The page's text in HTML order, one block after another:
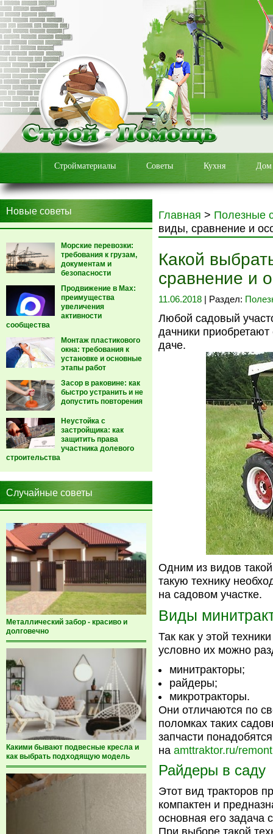
Стройматериалы Советы Кухня Дом
Новые советы
Морские перевозки:
требования к грузам,
документам и
безопасности
Продвижение в Max:
преимущества
увеличения
активности
сообщества
Монтаж пластикового
окна: требования к
установке и основные
этапы работ
Засор в раковине: как
быстро устранить и не
допустить повторения
Неустойка с
застройщика: как
защитить права
участника долевого
строительства
Случайные советы
Металлический забор - красиво и
долговечно
Какими бывают подвесные кресла и
как выбрать подходящую модель
Главная > Полезные
виды, сравнение и
Какой
сравнение и
11.06.2018 | Раздел:
Любой садовый
дачники
даче.
Одним из видов
такую технику
на садовом участке.
Виды
Так как у этой
условно их можно
минитракторы;
райдеры;
микротракторы.
Они отличаются по
поломках таких
запчасти
на amttraktor.ru/remont
Райдеры в саду
Этот вид тракторов
компактен и
основная его задача
При выборе такой